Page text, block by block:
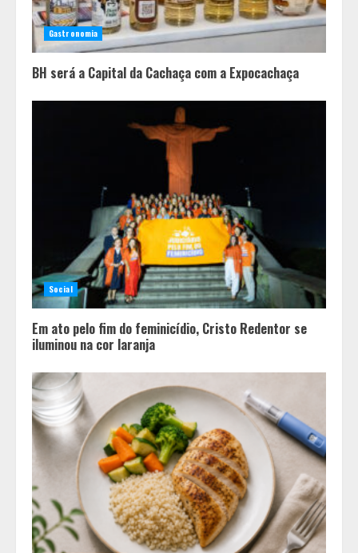
Casa de apostas: por que a maioria
dos apostadores perde dinheiro?
Gastronomia
BH será a Capital da Cachaça com a Expocachaça
Social
Em ato pelo fim do feminicídio, Cristo Redentor se
iluminou na cor laranja